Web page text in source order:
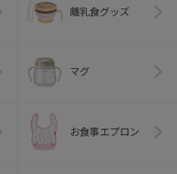
離乳食グッズ
マグ
お食事エプロン